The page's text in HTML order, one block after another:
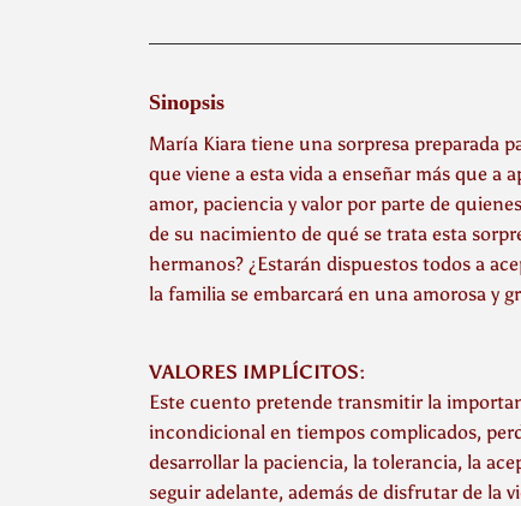
Sinopsis
María Kiara tiene una sorpresa preparada
que viene a esta vida a enseñar más que a
amor, paciencia y valor por parte de
de su nacimiento de qué se trata esta
hermanos? ¿Estarán dispuestos todos a
la familia se embarcará en una amorosa y
VALORES IMPLÍCITOS:
Este cuento pretende transmitir la
incondicional en tiempos complicados,
desarrollar la paciencia, la tolerancia, la
seguir adelante, además de disfrutar de la